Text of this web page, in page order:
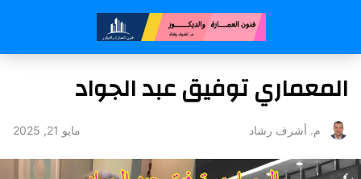
المعماري توفيق عبد الجواد
م. أشرف رشاد مايو 21, 2025